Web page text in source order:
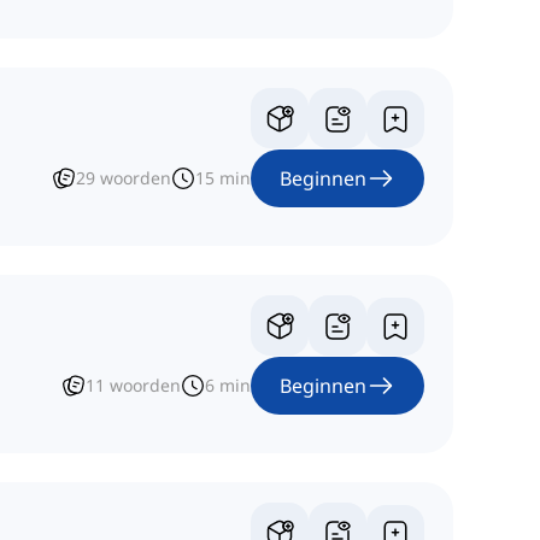
29 woorden 15 min Beginnen
11 woorden 6 min Beginnen